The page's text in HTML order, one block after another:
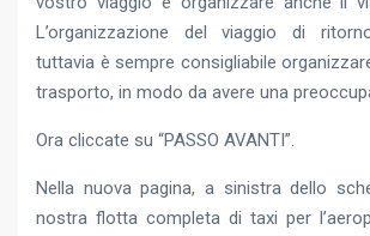
L’organizzazione del viaggio di
tuttavia è sempre consigliabile
trasporto, in modo da avere una
Ora cliccate su “PASSO AVANTI”.
Nella nuova pagina, a sinistra dello
nostra flotta completa di taxi per